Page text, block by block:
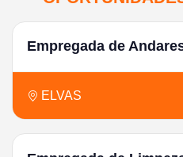
Empregada de
ELVAS